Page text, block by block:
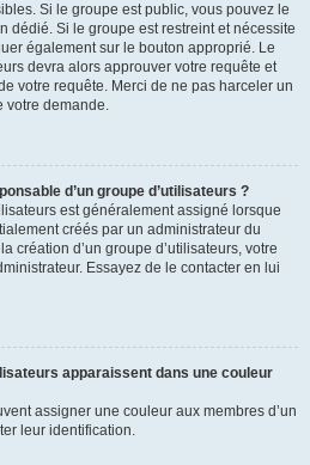
Si le groupe est public, vous pouvez le
dédié. Si le groupe est restreint et nécessite
également sur le bouton approprié. Le
devra alors approuver votre requête et
votre requête. Merci de ne pas harceler un
votre demande.
d’un groupe d’utilisateurs ?
est généralement assigné lorsque
créés par un administrateur du
création d’un groupe d’utilisateurs, votre
Essayez de le contacter en lui
apparaissent dans une couleur
assigner une couleur aux membres d’un
leur identification.